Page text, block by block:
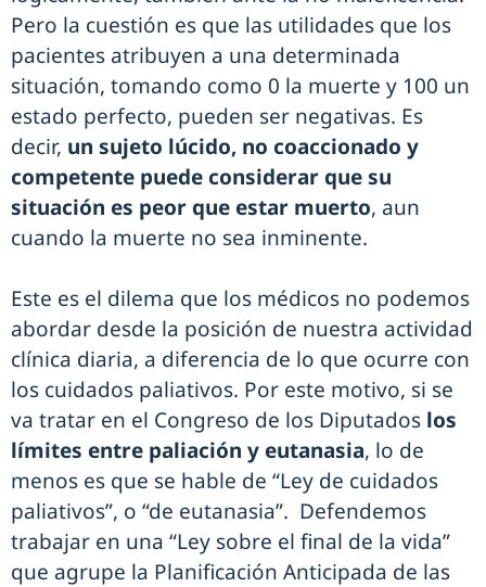
Pero la cuestión es que las utilidades que los
pacientes atribuyen a una determinada
situación, tomando como 0 la muerte y 100 un
estado perfecto, pueden ser negativas. Es
decir, un sujeto lúcido, no coaccionado y
competente puede considerar que su
situación es peor que estar muerto, aun
cuando la muerte no sea inminente.
Este es el dilema que los médicos no podemos
abordar desde la posición de nuestra actividad
clínica diaria, a diferencia de lo que ocurre con
los cuidados paliativos. Por este motivo, si se
va tratar en el Congreso de los Diputados los
límites entre paliación y eutanasia, lo de
menos es que se hable de “Ley de cuidados
paliativos”, o “de eutanasia”. Defendemos
trabajar en una “Ley sobre el final de la vida”
que agrupe la Planificación Anticipada de las